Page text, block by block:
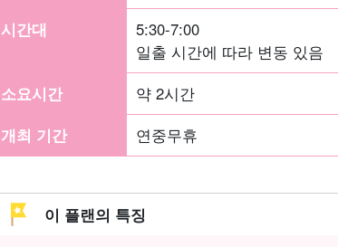
시간대
5:30-7:00
일출 시간에 따라 변동 있음
소요시간
약 2시간
개최 기간
연중무휴
이 플랜의 특징